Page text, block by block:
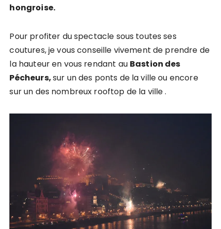
hongroise.
Pour profiter du spectacle sous toutes ses
coutures, je vous conseille vivement de prendre de
la hauteur en vous rendant au Bastion des
Pécheurs,sur un des ponts de la ville ou encore
sur un des nombreux rooftop de la ville .